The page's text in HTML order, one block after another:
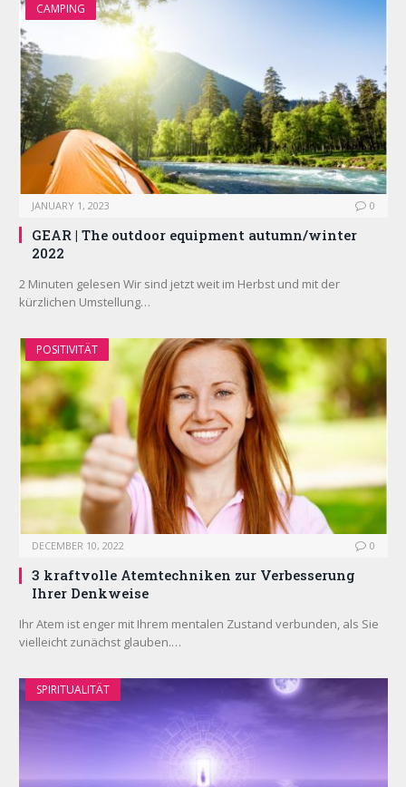
CAMPING
JANUARY 1, 2023 0
GEAR | The outdoor equipment autumn/winter
2022
2 Minuten gelesen Wir sind jetzt weit im Herbst und mit der
kürzlichen Umstellung…
POSITIVITÄT
DECEMBER 10, 2022 0
3 kraftvolle Atemtechniken zur Verbesserung
Ihrer Denkweise
Ihr Atem ist enger mit Ihrem mentalen Zustand verbunden, als Sie
vielleicht zunächst glauben.…
SPIRITUALITÄT